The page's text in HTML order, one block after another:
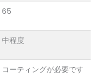
65
中程度
コーティングが必要です